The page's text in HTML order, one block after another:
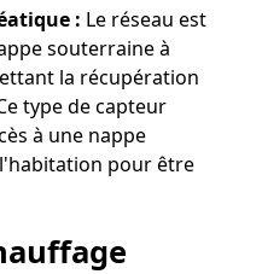
: Le réseau est
souterraine à
la récupération
type de capteur
à une nappe
pour être